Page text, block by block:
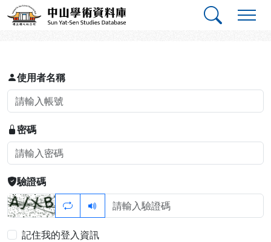
跳到主要內容
中山學術資料庫
登入
使用者名稱
密碼
驗證碼
記住我的登入資訊